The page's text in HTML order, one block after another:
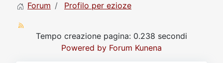
Forum Profilo per ezioze
Tempo creazione pagina: 0.238 secondi
Powered by Forum Kunena